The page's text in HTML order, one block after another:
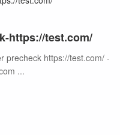
https://test.com/
precheck https://test.com/ -
...